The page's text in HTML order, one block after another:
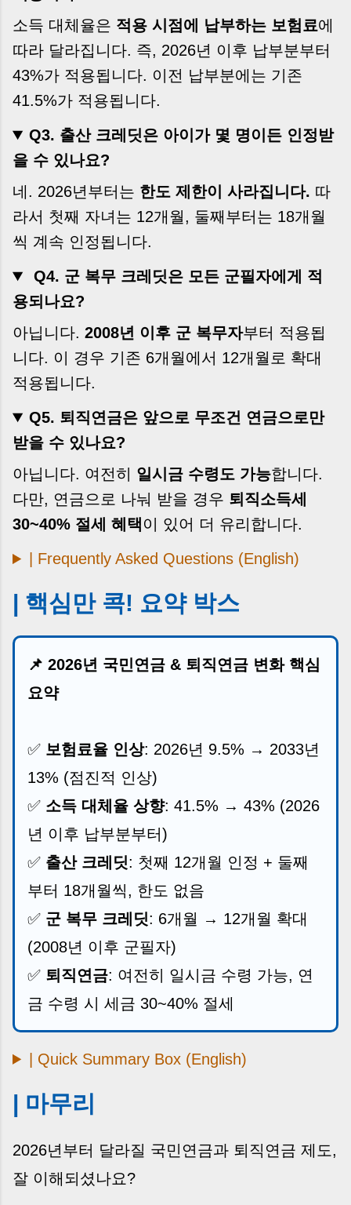
소득 대체율은 적용 시점에 납부하는 보험료에
따라 달라집니다. 즉, 2026년 이후 납부분부터
43%가 적용됩니다. 이전 납부분에는 기존
41.5%가 적용됩니다.
Q3. 출산 크레딧은 아이가 몇 명이든 인정받
을 수 있나요?
네. 2026년부터는 한도 제한이 사라집니다. 따
라서 첫째 자녀는 12개월, 둘째부터는 18개월
씩 계속 인정됩니다.
Q4. 군 복무 크레딧은 모든 군필자에게 적
용되나요?
아닙니다. 2008년 이후 군 복무자부터 적용됩
니다. 이 경우 기존 6개월에서 12개월로 확대
적용됩니다.
Q5. 퇴직연금은 앞으로 무조건 연금으로만
받을 수 있나요?
아닙니다. 여전히 일시금 수령도 가능합니다.
다만, 연금으로 나눠 받을 경우 퇴직소득세
30~40% 절세 혜택이 있어 더 유리합니다.
| Frequently Asked Questions (English)
| 핵심만 콕! 요약 박스
📌 2026년 국민연금 & 퇴직연금 변화 핵심
요약
✅ 보험료율 인상: 2026년 9.5% → 2033년
13% (점진적 인상)
✅ 소득 대체율 상향: 41.5% → 43% (2026
년 이후 납부분부터)
✅ 출산 크레딧: 첫째 12개월 인정 + 둘째
부터 18개월씩, 한도 없음
✅ 군 복무 크레딧: 6개월 → 12개월 확대
(2008년 이후 군필자)
✅ 퇴직연금: 여전히 일시금 수령 가능, 연
금 수령 시 세금 30~40% 절세
| Quick Summary Box (English)
| 마무리
2026년부터 달라질 국민연금과 퇴직연금 제도,
잘 이해되셨나요?